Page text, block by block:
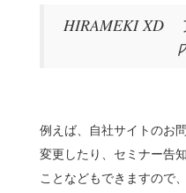
HIRAMEKI XD
例えば、自社サイトのお
変更したり、セミナー告
ことなどもできますので